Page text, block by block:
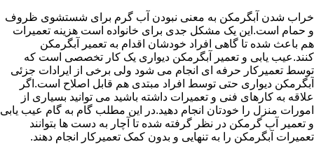
خراب شدن آبگرمکن به معنی نبودن آب گرم برای شستشوی ظروف
و حمام است.این یک مشکل جدی برای خانواده است هزینه تعمیرات
هم باعث شده تا گاهی افراد خودشان اقدام به تعمیر آبگرمکن
کنند.عیب یابی و تعمیر آبگرمکن دیواری یک کار تخصصی است که
توسط تعمیرکار حرفه ای انجام می شود ولی برخی از ایرادات جزئی
آبگرمکن دیواری حتی توسط افراد مبتدی هم قابل اصلاح است.اگر
علاقه به کارهای فنی و تعمیرات داشته باشید می توانید بسیاری از
امورات منزل را خودتان انجام دهید.در این مطلب گام به گام عیب یابی
و تعمیر آب گرمکن در نظر گرفته شده تا آچار به دست ها بتوانند
تعمیرات آبگرمکن را به تنهایی و بدون کمک تعمیرکار انجام دهند.